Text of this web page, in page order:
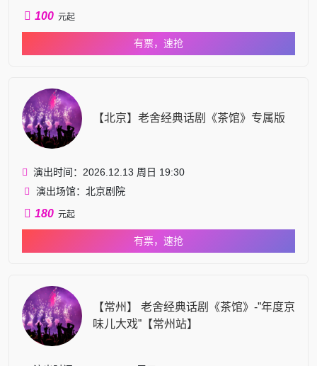
100 元起
有票，速抢
【北京】老舍经典话剧《茶馆》专属版
演出时间：2026.12.13 周日 19:30
演出场馆：北京剧院
180 元起
有票，速抢
【常州】 老舍经典话剧《茶馆》-”年度京
味儿大戏”【常州站】